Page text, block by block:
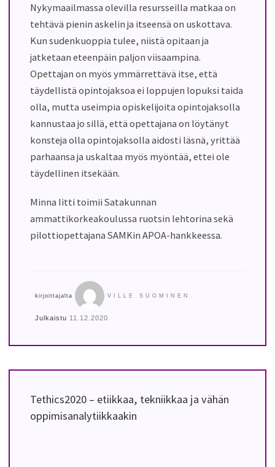
Nykymaailmassa olevilla resursseilla matkaa on
tehtävä pienin askelin ja itseensä on uskottava.
Kun sudenkuoppia tulee, niistä opitaan ja
jatketaan eteenpäin paljon viisaampina.
Opettajan on myös ymmärrettävä itse, että
täydellistä opintojaksoa ei loppujen lopuksi taida
olla, mutta useimpia opiskelijoita opintojaksolla
kannustaa jo sillä, että opettajana on löytänyt
konsteja olla opintojaksolla aidosti läsnä, yrittää
parhaansa ja uskaltaa myös myöntää, ettei ole
täydellinen itsekään.
Minna Iitti toimii Satakunnan
ammattikorkeakoulussa ruotsin lehtorina sekä
pilottiopettajana SAMKin APOA-hankkeessa.
kirjoittajalta VILLE SUOMINEN
Julkaistu 11.12.2020
Tethics2020 – etiikkaa, tekniikkaa ja vähän
oppimisanalytiikkaakin